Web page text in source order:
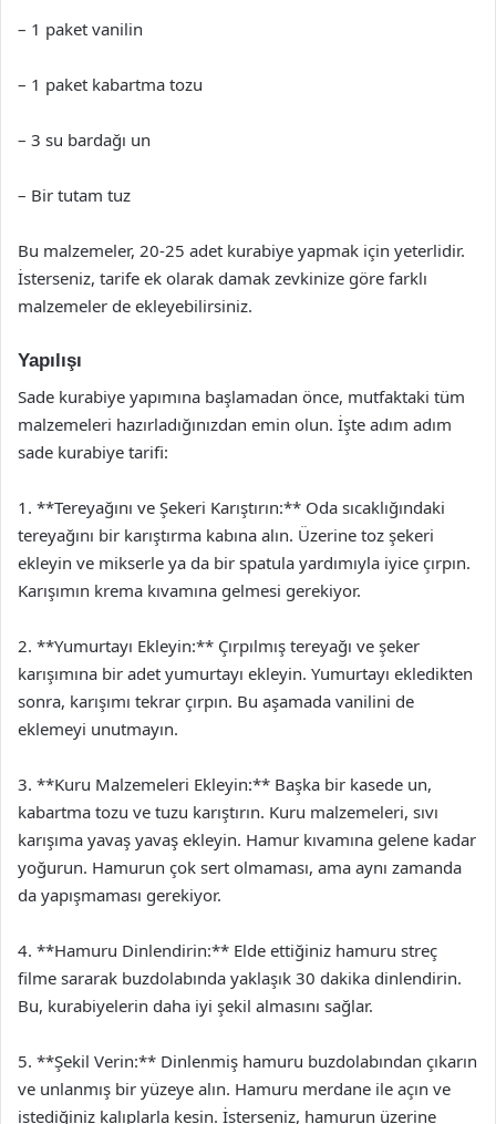
– 1 paket vanilin
– 1 paket kabartma tozu
– 3 su bardağı un
– Bir tutam tuz
Bu malzemeler, 20-25 adet kurabiye yapmak için yeterlidir.
İsterseniz, tarife ek olarak damak zevkinize göre farklı
malzemeler de ekleyebilirsiniz.
Yapılışı
Sade kurabiye yapımına başlamadan önce, mutfaktaki tüm
malzemeleri hazırladığınızdan emin olun. İşte adım adım
sade kurabiye tarifi:
1. **Tereyağını ve Şekeri Karıştırın:** Oda sıcaklığındaki
tereyağını bir karıştırma kabına alın. Üzerine toz şekeri
ekleyin ve mikserle ya da bir spatula yardımıyla iyice çırpın.
Karışımın krema kıvamına gelmesi gerekiyor.
2. **Yumurtayı Ekleyin:** Çırpılmış tereyağı ve şeker
karışımına bir adet yumurtayı ekleyin. Yumurtayı ekledikten
sonra, karışımı tekrar çırpın. Bu aşamada vanilini de
eklemeyi unutmayın.
3. **Kuru Malzemeleri Ekleyin:** Başka bir kasede un,
kabartma tozu ve tuzu karıştırın. Kuru malzemeleri, sıvı
karışıma yavaş yavaş ekleyin. Hamur kıvamına gelene kadar
yoğurun. Hamurun çok sert olmaması, ama aynı zamanda
da yapışmaması gerekiyor.
4. **Hamuru Dinlendirin:** Elde ettiğiniz hamuru streç
filme sararak buzdolabında yaklaşık 30 dakika dinlendirin.
Bu, kurabiyelerin daha iyi şekil almasını sağlar.
5. **Şekil Verin:** Dinlenmiş hamuru buzdolabından çıkarın
ve unlanmış bir yüzeye alın. Hamuru merdane ile açın ve
istediğiniz kalıplarla kesin. İsterseniz, hamurun üzerine